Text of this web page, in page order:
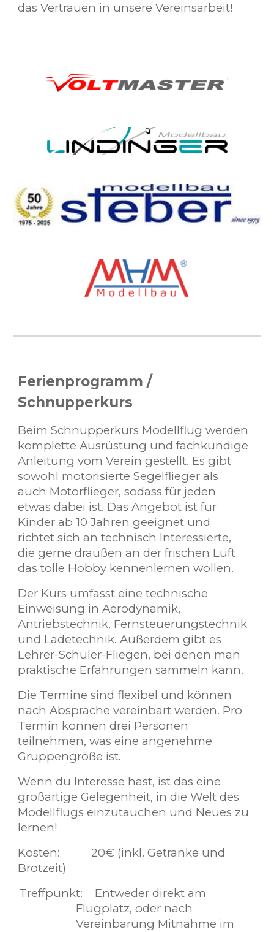
das Vertrauen in unsere Vereinsarbeit!
Ferienprogramm /
Schnupperkurs
Beim Schnupperkurs Modellflug werden
komplette Ausrüstung und fachkundige
Anleitung vom Verein gestellt. Es gibt
sowohl motorisierte Segelflieger als
auch Motorflieger, sodass für jeden
etwas dabei ist. Das Angebot ist für
Kinder ab 10 Jahren geeignet und
richtet sich an technisch Interessierte,
die gerne draußen an der frischen Luft
das tolle Hobby kennenlernen wollen.
Der Kurs umfasst eine technische
Einweisung in Aerodynamik,
Antriebstechnik, Fernsteuerungstechnik
und Ladetechnik. Außerdem gibt es
Lehrer-Schüler-Fliegen, bei denen man
praktische Erfahrungen sammeln kann.
Die Termine sind flexibel und können
nach Absprache vereinbart werden. Pro
Termin können drei Personen
teilnehmen, was eine angenehme
Gruppengröße ist.
Wenn du Interesse hast, ist das eine
großartige Gelegenheit, in die Welt des
Modellflugs einzutauchen und Neues zu
lernen!
Kosten:
20€ (inkl. Getränke und
Brotzeit)
Treffpunkt: Entweder direkt am
Flugplatz, oder nach
Vereinbarung Mitnahme im